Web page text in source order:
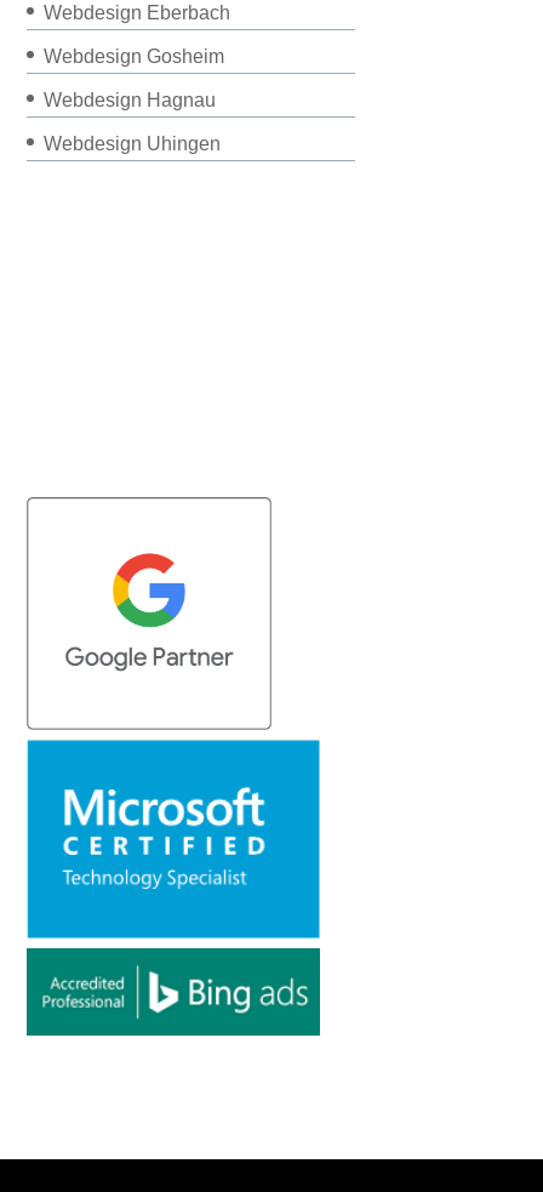
Webdesign Eberbach
Webdesign Gosheim
Webdesign Hagnau
Webdesign Uhingen